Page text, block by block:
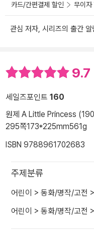
카드/간편결제 할인 무이자
관심 저자, 시리즈의 출간
9.7
세일즈포인트 160
원제 A Little Princess
295쪽173*225mm561g
ISBN 9788961702683
주제분류
어린이 > 동화/명작/고전 >
어린이 > 동화/명작/고전 >